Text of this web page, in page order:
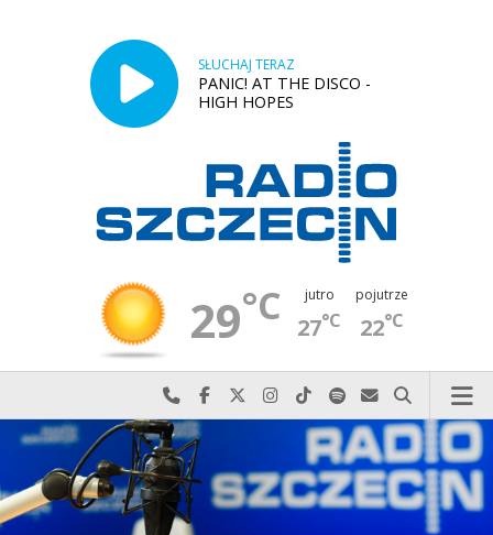
SŁUCHAJ TERAZ
PANIC! AT THE DISCO -
HIGH HOPES
29°C jutro
27°C
pojutrze
22°C
Najlepiej po prostu do nas zadzwoń
Odwiedź nas na Facebook-u
Odwiedź nas na X
Odwiedź nas na Instagram-ie
Odwiedź nas na TikTok-u
Szukaj nas na Spotify
Wyślij do nas
Szukaj